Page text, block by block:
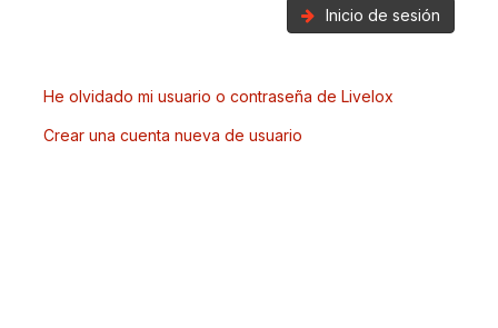
Inicio de sesión
He olvidado mi usuario o contraseña de Livelox
Crear una cuenta nueva de usuario